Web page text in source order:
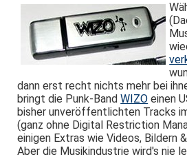
dann erst recht nichts mehr bei
bringt die Punk-BandWIZO einen
bisher unveröffentlichten Tracks
(ganz ohne Digital Restriction
einigen Extras wie Videos, Bildern
Aber die Musikindustrie wird's nie